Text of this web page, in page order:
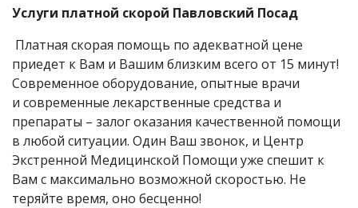
Услуги платной скорой Павловский Посад
Платная скорая помощь по адекватной цене
приедет к Вам и Вашим близким всего от 15 минут!
Современное оборудование, опытные врачи
и современные лекарственные средства и
препараты – залог оказания качественной помощи
в любой ситуации. Один Ваш звонок, и Центр
Экстренной Медицинской Помощи уже спешит к
Вам с максимально возможной скоростью. Не
теряйте время, оно бесценно!